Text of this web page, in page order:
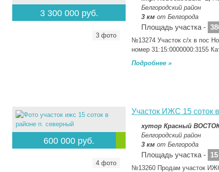
3 300 000 руб.
3 фото
Белгородский район
3 км от Белгорода
Площадь участка -
№13274 Участок с/х в пос
номер 31:15:0000000:3155
Подробнее »
600 000 руб.
4 фото
Участок ИЖС 15 соток
хутор Красный
Белгородский район
3 км от Белгорода
Площадь участка - 15
№13260 Продам участок